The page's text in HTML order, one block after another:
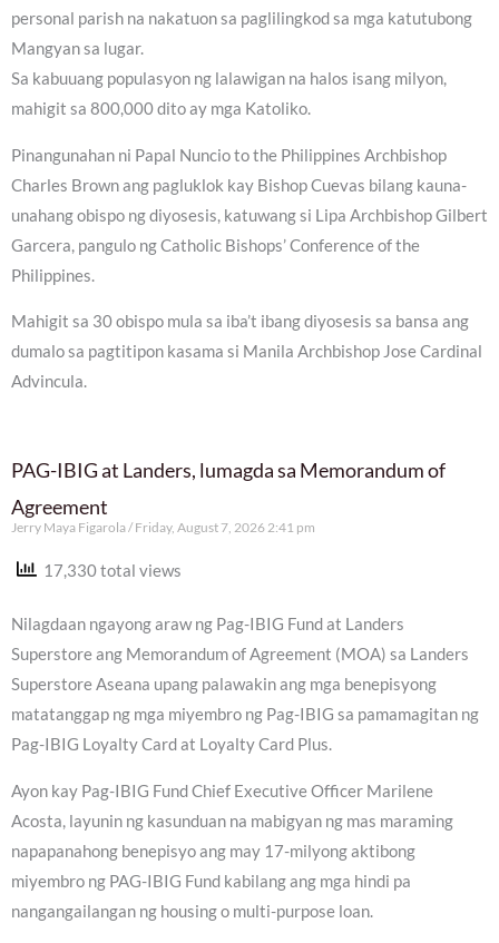
personal parish na nakatuon sa paglilingkod sa mga katutubong
Mangyan sa lugar.
Sa kabuuang populasyon ng lalawigan na halos isang milyon,
mahigit sa 800,000 dito ay mga Katoliko.
Pinangunahan ni Papal Nuncio to the Philippines Archbishop
Charles Brown ang pagluklok kay Bishop Cuevas bilang kauna-
unahang obispo ng diyosesis, katuwang si Lipa Archbishop Gilbert
Garcera, pangulo ng Catholic Bishops’ Conference of the
Philippines.
Mahigit sa 30 obispo mula sa iba’t ibang diyosesis sa bansa ang
dumalo sa pagtitipon kasama si Manila Archbishop Jose Cardinal
Advincula.
PAG-IBIG at Landers, lumagda sa Memorandum of
Agreement
Jerry Maya Figarola Friday, August 7, 2026 2:41 pm
17,330 total views
Nilagdaan ngayong araw ng Pag-IBIG Fund at Landers
Superstore ang Memorandum of Agreement (MOA) sa Landers
Superstore Aseana upang palawakin ang mga benepisyong
matatanggap ng mga miyembro ng Pag-IBIG sa pamamagitan ng
Pag-IBIG Loyalty Card at Loyalty Card Plus.
Ayon kay Pag-IBIG Fund Chief Executive Officer Marilene
Acosta, layunin ng kasunduan na mabigyan ng mas maraming
napapanahong benepisyo ang may 17-milyong aktibong
miyembro ng PAG-IBIG Fund kabilang ang mga hindi pa
nangangailangan ng housing o multi-purpose loan.